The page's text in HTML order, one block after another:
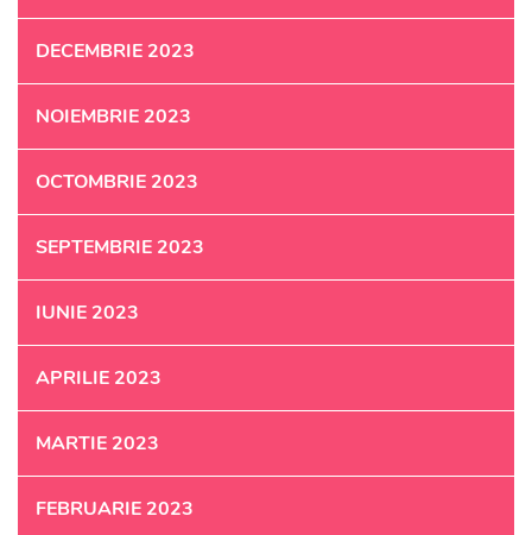
DECEMBRIE 2023
NOIEMBRIE 2023
OCTOMBRIE 2023
SEPTEMBRIE 2023
IUNIE 2023
APRILIE 2023
MARTIE 2023
FEBRUARIE 2023